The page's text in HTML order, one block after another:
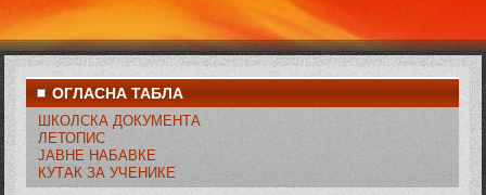
ОГЛАСНА ТАБЛА
ШКОЛСКА ДОКУМЕНТА
ЛЕТОПИС
ЈАВНЕ НАБАВКЕ
КУТАК ЗА УЧЕНИКЕ